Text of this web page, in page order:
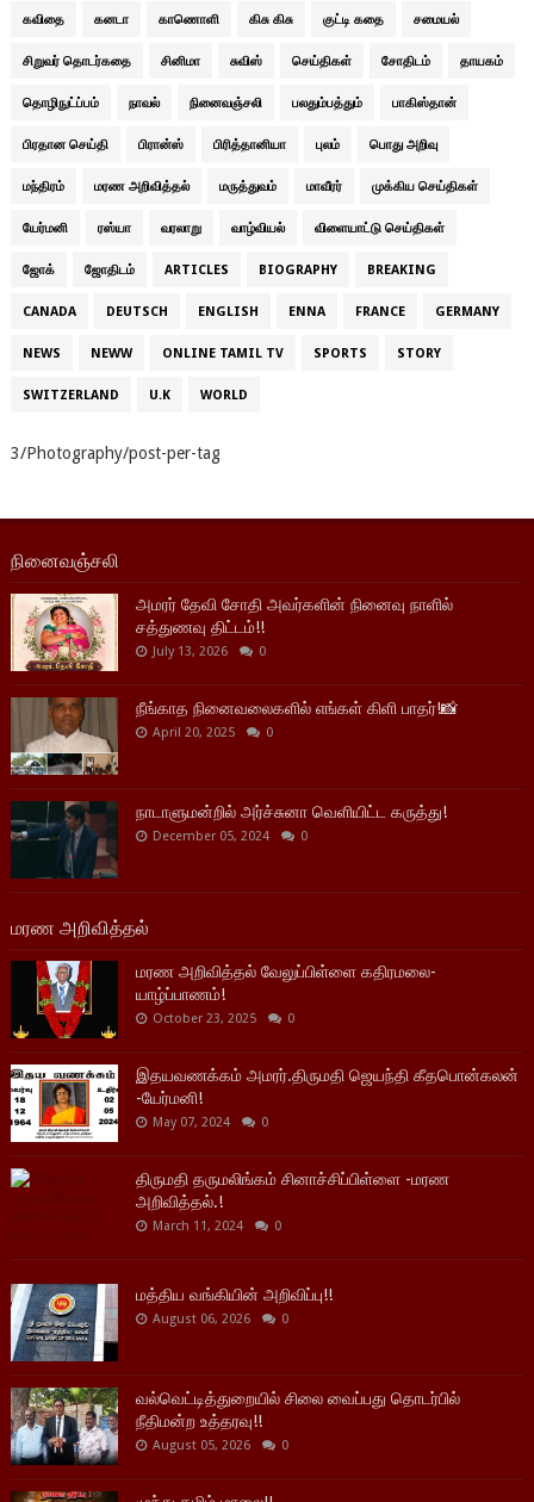
கவிதை கனடா காணொளி கிசு கிசு குட்டி கதை சமையல்
சிறுவர் தொடர்கதை சினிமா சுவிஸ் செய்திகள் சோதிடம் தாயகம்
தொழிநுட்ப்பம் நாவல் நினைவஞ்சலி பலதும்பத்தும் பாகிஸ்தான்
பிரதான செய்தி பிரான்ஸ் பிரித்தானியா புலம் பொது அறிவு
மந்திரம் மரண அறிவித்தல் மருத்துவம் மாவீரர் முக்கிய செய்திகள்
யேர்மனி ரஸ்யா வரலாறு வாழ்வியல் விளையாட்டு செய்திகள்
ஜோக் ஜோதிடம் ARTICLES BIOGRAPHY BREAKING
CANADA DEUTSCH ENGLISH ENNA FRANCE GERMANY
NEWS NEWW ONLINE TAMIL TV SPORTS STORY
SWITZERLAND U.K WORLD
3/Photography/post-per-tag
நினைவஞ்சலி
அமரர் தேவி சோதி அவர்களின் நினைவு நாளில்
சத்துணவு திட்டம்!!
July 13, 2026 0
நீங்காத நினைவலைகளில் எங்கள் கிளி பாதர்!📸
April 20, 2025 0
நாடாளுமன்றில் அர்ச்சுனா வெளியிட்ட கருத்து!
December 05, 2024 0
மரண அறிவித்தல்
மரண அறிவித்தல் வேலுப்பிள்ளை கதிரமலை-
யாழ்ப்பாணம்!
October 23, 2025 0
இதயவணக்கம் அமரர்.திருமதி ஜெயந்தி கீதபொன்கலன்
-யேர்மனி!
May 07, 2024 0
திருமதி தருமலிங்கம் சினாச்சிப்பிள்ளை -மரண
அறிவித்தல்.!
March 11, 2024 0
மத்திய வங்கியின் அறிவிப்பு!!
August 06, 2026 0
வல்வெட்டித்துறையில் சிலை வைப்பது தொடர்பில்
நீதிமன்ற உத்தரவு!!
August 05, 2026 0